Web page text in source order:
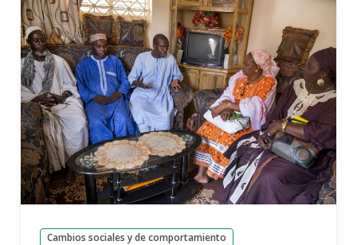
Cambios sociales y de comportamiento